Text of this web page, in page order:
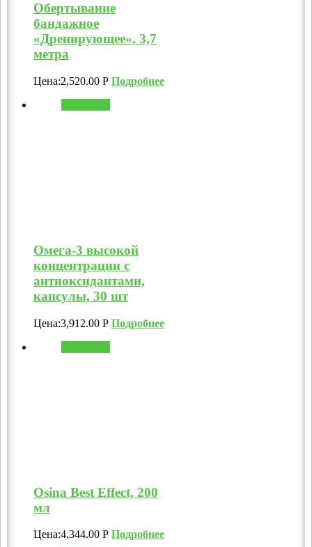
Обертывание
бандажное
«Дренирующее», 3,7
метра
Цена:2,520.00 Р Подробнее
Омега-3 высокой
концентрации с
антиоксидантами,
капсулы, 30 шт
Цена:3,912.00 Р Подробнее
Osina Best Effect, 200
мл
Цена:4,344.00 Р Подробнее